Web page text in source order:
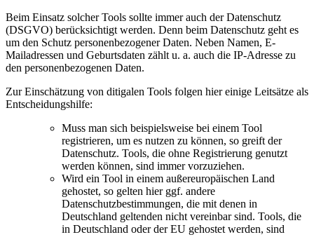
Beim Einsatz solcher Tools sollte immer auch der Datenschutz
(DSGVO) berücksichtigt werden. Denn beim Datenschutz geht es
um den Schutz personenbezogener Daten. Neben Namen, E-
Mailadressen und Geburtsdaten zählt u. a. auch die IP-Adresse zu
den personenbezogenen Daten.
Zur Einschätzung von ditigalen Tools folgen hier einige Leitsätze als
Entscheidungshilfe:
Muss man sich beispielsweise bei einem Tool
registrieren, um es nutzen zu können, so greift der
Datenschutz. Tools, die ohne Registrierung genutzt
werden können, sind immer vorzuziehen.
Wird ein Tool in einem außereuropäischen Land
gehostet, so gelten hier ggf. andere
Datenschutzbestimmungen, die mit denen in
Deutschland geltenden nicht vereinbar sind. Tools, die
in Deutschland oder der EU gehostet werden, sind